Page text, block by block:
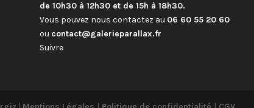
de 10h30 à 12h30 et de 15h à 18h30.
Vous pouvez nous contactez au 06 60 55 20 60
ou contact@galerieparallax.fr
Suivre